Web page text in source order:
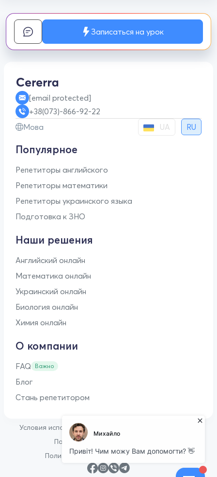
Записаться на урок
[email protected]
+38(073)-866-92-22
Мова
UA RU
Популярное
Репетиторы английского
Репетиторы математики
Репетиторы украинского языка
Подготовка к ЗНО
Наши решения
Английский онлайн
Математика онлайн
Украинский онлайн
Биология онлайн
Химия онлайн
О компании
FAQ Важно
Блог
Стань репетитором
Условия использования
Политика конфиденциальности
Политика в отношении файлов cookie